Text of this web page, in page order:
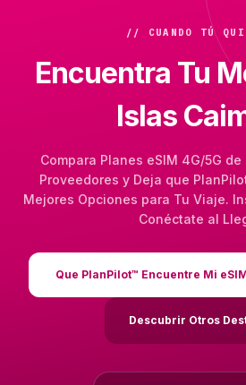
// CUANDO TÚ
Encuentra Tu
Islas
Compara Planes eSIM 4G/5G
Proveedores y Deja que
Mejores Opciones para Tu Viaje.
Conéctate al
Que PlanPilot™ Encuentre Mi
Descubrir Otros